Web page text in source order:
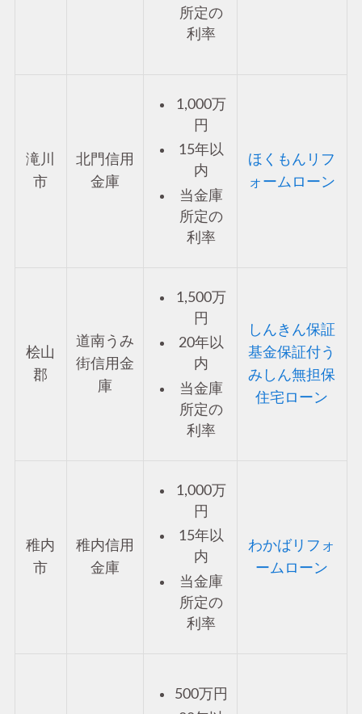
所定の
利率
滝川
市
北門信用
金庫
1,000万
円
15年以
内
当金庫
所定の
利率
ほくもんリフ
ォームローン
桧山
郡
道南うみ
街信用金
庫
1,500万
円
20年以
内
当金庫
所定の
利率
しんきん保証
基金保証付う
みしん無担保
住宅ローン
稚内
市
稚内信用
金庫
1,000万
円
15年以
内
当金庫
所定の
利率
わかばリフォ
ームローン
500万円